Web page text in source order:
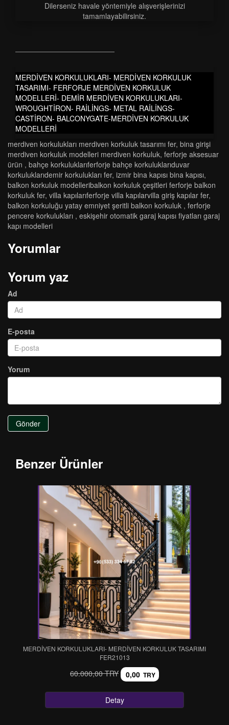
Dilerseniz havale yöntemiyle alışverişlerinizi
tamamlayabilirsiniz.
MERDİVEN KORKULUKLARI- MERDİVEN KORKULUK
TASARIMI- FERFORJE MERDİVEN KORKULUK
MODELLERİ- DEMİR MERDİVEN KORKULUKLARI-
WROUGHTİRON- RAİLİNGS- METAL RAİLİNGS-
CASTİRON- BALCONYGATE-MERDİVEN KORKULUK
MODELLERİ
merdi̇ven korkuluklari merdi̇ven korkuluk tasarimi fer, bina girişi
merdiven korkuluk modelleri merdiven korkuluk, ferforje aksesuar
ürün , bahçe korkuluklariferforje bahçe korkuluklariduvar
korkuluklaridemi̇r korkuluklari fer, i̇zmi̇r bi̇na kapisi bi̇na kapisi,
balkon korkuluk modelleri̇balkon korkuluk çeşi̇tleri̇ ferforje balkon
korkuluk fer, vi̇lla kapilariferforje vi̇lla kapilarvi̇lla gi̇ri̇ş kapilar fer,
balkon korkuluğu yatay emniyet şeritli balkon korkuluk , ferforje
pencere korkulukları , eskişehir otomatik garaj kapısı fiyatları garaj
kapı modelleri
Yorumlar
Yorum yaz
Ad
E-posta
Yorum
Gönder
Benzer Ürünler
MERDİVEN KORKULUKLARI- MERDİVEN KORKULUK TASARIMI
FER21013
60.000,00 TRY 0,00 TRY
Detay